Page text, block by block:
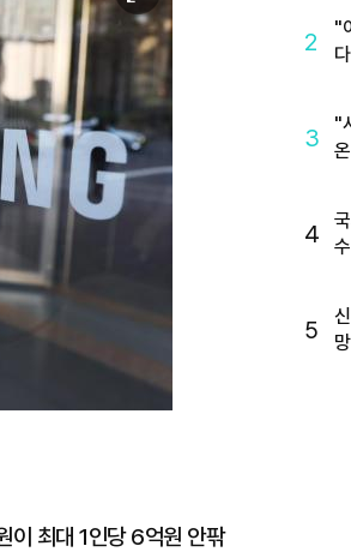
미
대
이 최대 1인당 6억원 안팎
2
"
3
"
4
5